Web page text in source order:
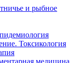
и рыбное
Токсикология
медицина